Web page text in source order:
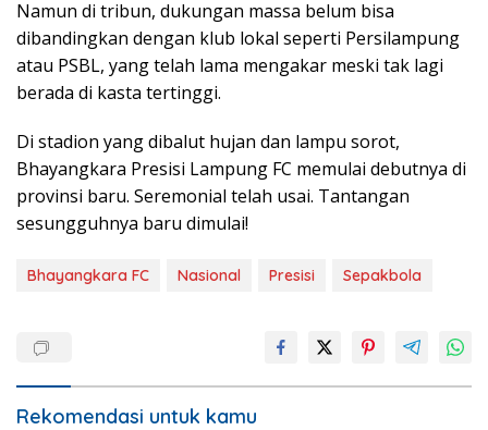
Namun di tribun, dukungan massa belum bisa
dibandingkan dengan klub lokal seperti Persilampung
atau PSBL, yang telah lama mengakar meski tak lagi
berada di kasta tertinggi.
Di stadion yang dibalut hujan dan lampu sorot,
Bhayangkara Presisi Lampung FC memulai debutnya di
provinsi baru. Seremonial telah usai. Tantangan
sesungguhnya baru dimulai!
Bhayangkara FC Nasional Presisi Sepakbola
Rekomendasi untuk kamu